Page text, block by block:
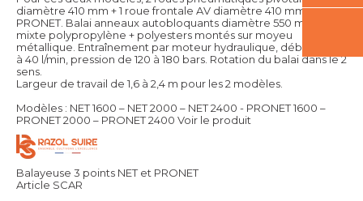
diamètre 410 mm + 1 roue frontale AV diamètre 410 mm sur
PRONET. Balai anneaux autobloquants diamètre 550 mm
mixte polypropylène + polyesters montés sur moyeu
métallique. Entraînement par moteur hydraulique, débit de 20
à 40 l/min, pression de 120 à 180 bars. Rotation du balai dans le 2
sens.
Largeur de travail de 1,6 à 2,4 m pour les 2 modèles.
Modèles : NET 1600 – NET 2000 – NET 2400 - PRONET 1600 –
PRONET 2000 – PRONET 2400 Voir le produit
Balayeuse 3 points NET et PRONET
Article SCAR